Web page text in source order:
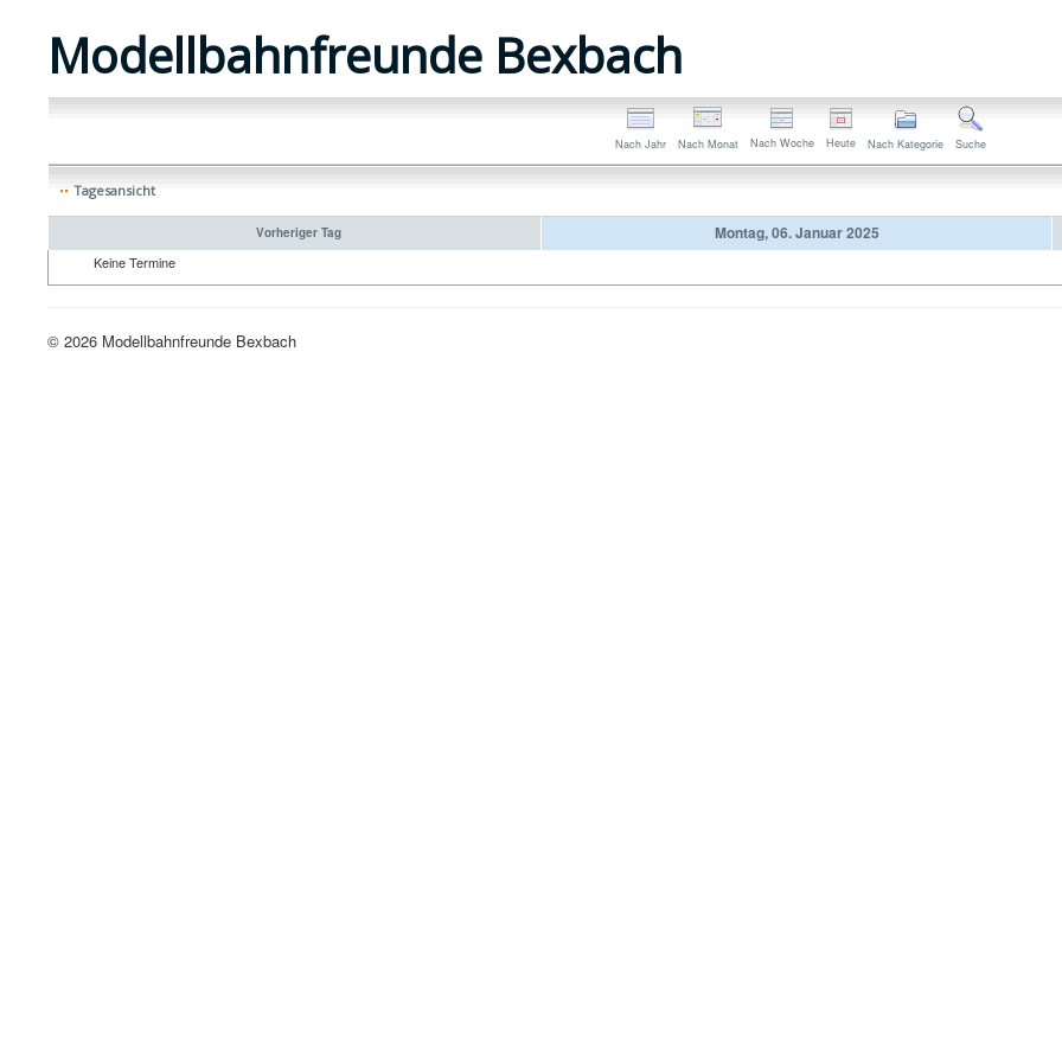
Modellbahnfreunde Bexbach
Nach Jahr Nach Monat Nach Woche Heute Nach Kategorie Suche
Tagesansicht
Vorheriger Tag Montag, 06. Januar 2025
Keine Termine
© 2026 Modellbahnfreunde Bexbach